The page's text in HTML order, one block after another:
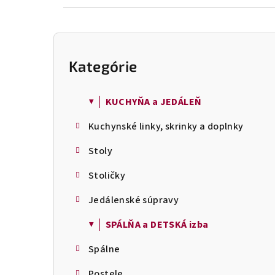
B
Preskočiť
kategórie
Kategórie
▼ │ KUCHYŇA a JEDÁLEŇ
Kuchynské linky, skrinky a doplnky
Stoly
Stoličky
Jedálenské súpravy
▼ │ SPÁLŇA a DETSKÁ izba
Spálne